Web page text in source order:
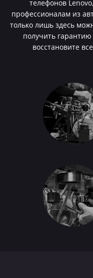
телефонов
профессионалам из
только лишь здесь
получить
восстановите